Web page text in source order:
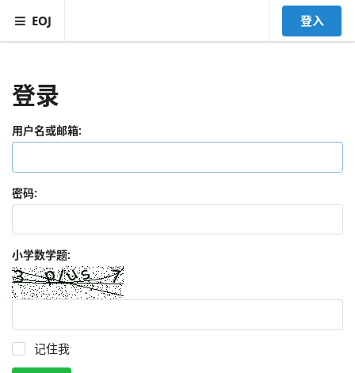
EOJ 登入
登录
用户名或邮箱:
密码:
小学数学题:
记住我